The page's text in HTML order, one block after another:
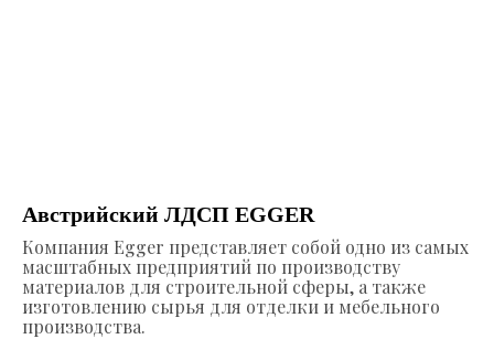
Австрийский ЛДСП EGGER
Компания Egger представляет собой одно из самых
масштабных предприятий по производству
материалов для строительной сферы, а также
изготовлению сырья для отделки и мебельного
производства.